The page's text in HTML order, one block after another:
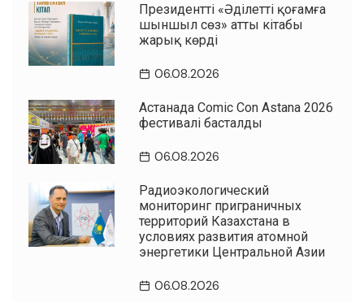
Президенттің «Әділетті қоғамға
шыншыл сөз» атты кітабы
жарық көрді
06.08.2026
Астанада Comic Con Astana 2026
фестивалі басталды
06.08.2026
Радиоэкологический
мониторинг приграничных
территорий Казахстана в
условиях развития атомной
энергетики Центральной Азии
06.08.2026